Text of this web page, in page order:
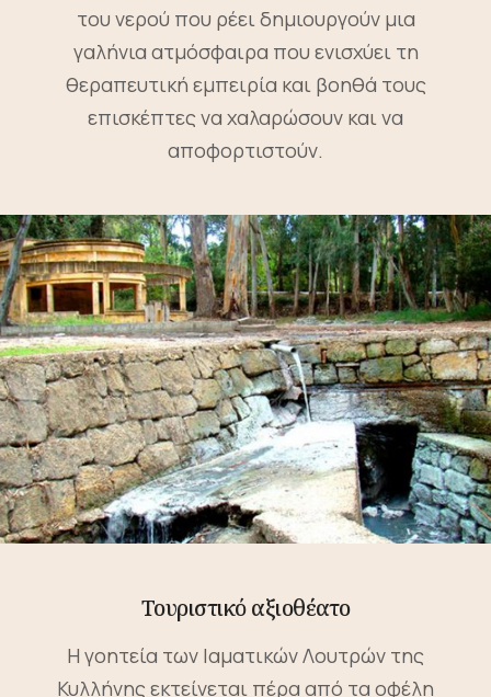
του νερού που ρέει δημιουργούν μια
γαλήνια ατμόσφαιρα που ενισχύει τη
θεραπευτική εμπειρία και βοηθά τους
επισκέπτες να χαλαρώσουν και να
αποφορτιστούν.
Τουριστικό αξιοθέατο
Η γοητεία των Ιαματικών Λουτρών της
Κυλλήνης εκτείνεται πέρα από τα οφέλη